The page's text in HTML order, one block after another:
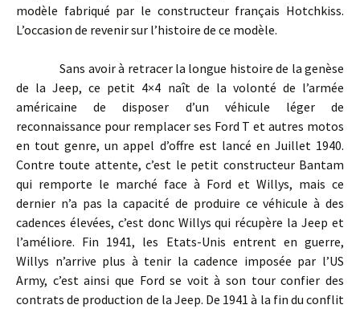
modèle fabriqué par le constructeur français Hotchkiss.
L’occasion de revenir sur l’histoire de ce modèle.
Sans avoir à retracer la longue histoire de la genèse
de la Jeep, ce petit 4×4 naît de la volonté de l’armée
américaine de disposer d’un véhicule léger de
reconnaissance pour remplacer ses Ford T et autres motos
en tout genre, un appel d’offre est lancé en Juillet 1940.
Contre toute attente, c’est le petit constructeur Bantam
qui remporte le marché face à Ford et Willys, mais ce
dernier n’a pas la capacité de produire ce véhicule à des
cadences élevées, c’est donc Willys qui récupère la Jeep et
l’améliore. Fin 1941, les Etats-Unis entrent en guerre,
Willys n’arrive plus à tenir la cadence imposée par l’US
Army, c’est ainsi que Ford se voit à son tour confier des
contrats de production de la Jeep. De 1941 à la fin du conflit